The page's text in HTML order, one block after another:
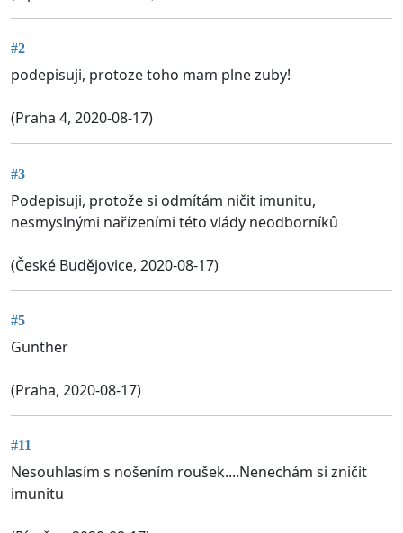
#2
podepisuji, protoze toho mam plne zuby!
(Praha 4, 2020-08-17)
#3
Podepisuji, protože si odmítám ničit imunitu,
nesmyslnými nařízeními této vlády neodborníků
(České Budějovice, 2020-08-17)
#5
Gunther
(Praha, 2020-08-17)
#11
Nesouhlasím s nošením roušek....Nenechám si zničit
imunitu